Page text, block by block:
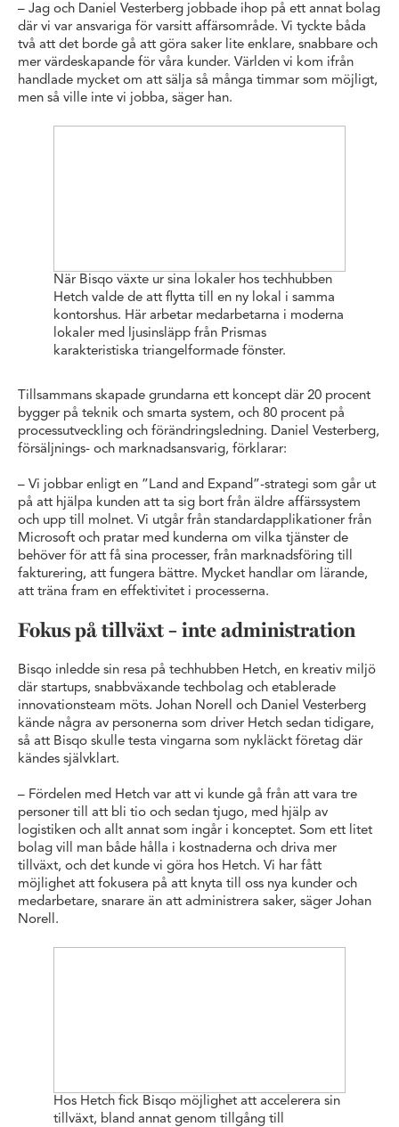
– Jag och Daniel Vesterberg jobbade ihop på ett annat bolag
där vi var ansvariga för varsitt affärsområde. Vi tyckte båda
två att det borde gå att göra saker lite enklare, snabbare och
mer värdeskapande för våra kunder. Världen vi kom ifrån
handlade mycket om att sälja så många timmar som möjligt,
men så ville inte vi jobba, säger han.
När Bisqo växte ur sina lokaler hos techhubben
Hetch valde de att flytta till en ny lokal i samma
kontorshus. Här arbetar medarbetarna i moderna
lokaler med ljusinsläpp från Prismas
karakteristiska triangelformade fönster.
Tillsammans skapade grundarna ett koncept där 20 procent
bygger på teknik och smarta system, och 80 procent på
processutveckling och förändringsledning. Daniel Vesterberg,
försäljnings- och marknadsansvarig, förklarar:
– Vi jobbar enligt en ”Land and Expand”-strategi som går ut
på att hjälpa kunden att ta sig bort från äldre affärssystem
och upp till molnet. Vi utgår från standardapplikationer från
Microsoft och pratar med kunderna om vilka tjänster de
behöver för att få sina processer, från marknadsföring till
fakturering, att fungera bättre. Mycket handlar om lärande,
att träna fram en effektivitet i processerna.
Fokus på tillväxt – inte administration
Bisqo inledde sin resa på techhubben Hetch, en kreativ miljö
där startups, snabbväxande techbolag och etablerade
innovationsteam möts. Johan Norell och Daniel Vesterberg
kände några av personerna som driver Hetch sedan tidigare,
så att Bisqo skulle testa vingarna som nykläckt företag där
kändes självklart.
– Fördelen med Hetch var att vi kunde gå från att vara tre
personer till att bli tio och sedan tjugo, med hjälp av
logistiken och allt annat som ingår i konceptet. Som ett litet
bolag vill man både hålla i kostnaderna och driva mer
tillväxt, och det kunde vi göra hos Hetch. Vi har fått
möjlighet att fokusera på att knyta till oss nya kunder och
medarbetare, snarare än att administrera saker, säger Johan
Norell.
Hos Hetch fick Bisqo möjlighet att accelerera sin
tillväxt, bland annat genom tillgång till